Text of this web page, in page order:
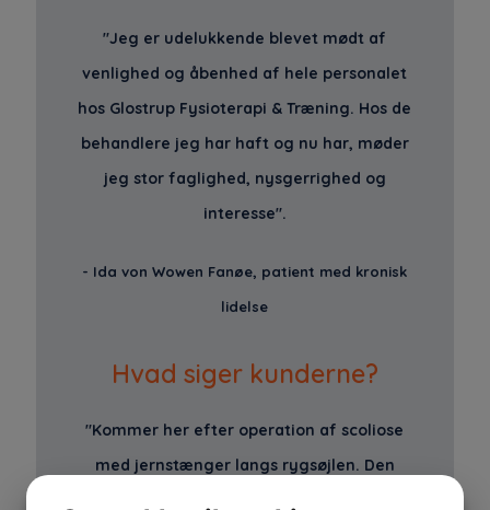
"Jeg er udelukkende blevet mødt af
venlighed og åbenhed af hele personalet
hos Glostrup Fysioterapi & Træning. Hos de
behandlere jeg har haft og nu har, møder
jeg stor faglighed, nysgerrighed og
interesse".
- Ida von Wowen Fanøe, patient med kronisk
lidelse
Hvad siger kunderne?
"Kommer her efter operation af scoliose
med jernstænger langs rygsøjlen. Den